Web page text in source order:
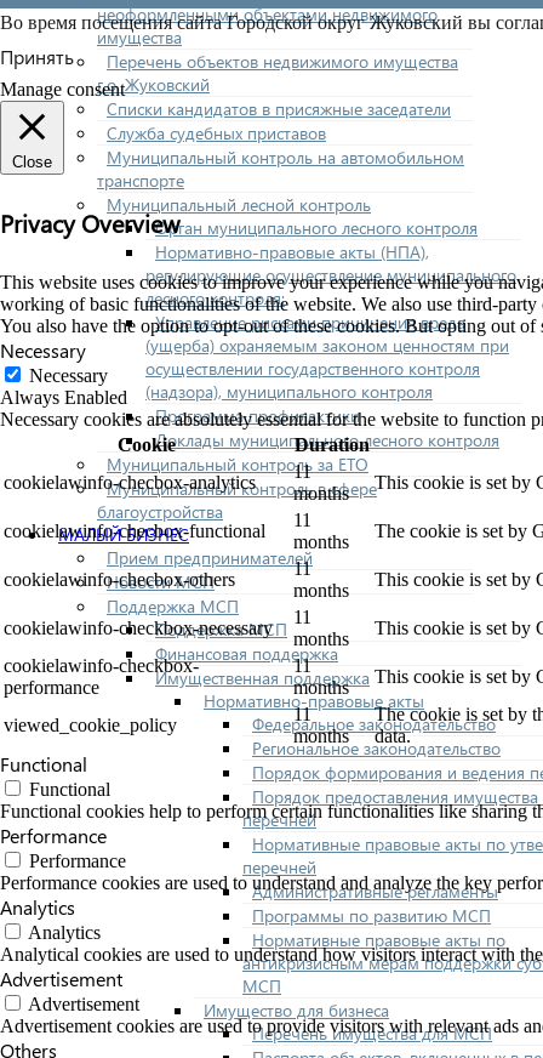
неоформленными объектами недвижимого
имущества
Перечень объектов недвижимого имущества
г.о. Жуковский
Списки кандидатов в присяжные заседатели
Служба судебных приставов
Муниципальный контроль на автомобильном
транспорте
Муниципальный лесной контроль
Орган муниципального лесного контроля
Нормативно-правовые акты (НПА),
регулирующие осуществление муниципального
лесного контроля:
Управление рисками причинения вреда
(ущерба) охраняемым законом ценностям при
осуществлении государственного контроля
(надзора), муниципального контроля
Программа профилактики
Доклады муниципального лесного контроля
Муниципальный контроль за ЕТО
Муниципальный контроль в сфере
благоустройства
МАЛЫЙ БИЗНЕС
Прием предпринимателей
Новости МСП
Поддержка МСП
Поддержка МСП
Финансовая поддержка
Имущественная поддержка
Нормативно-правовые акты
Федеральное законодательство
Региональное законодательство
Порядок формирования и ведения
Порядок предоставления имущества
перечней
Нормативные правовые акты по
перечней
Административные регламенты
Программы по развитию МСП
Нормативные правовые акты по
антикризисным мерам поддержки
МСП
Имущество для бизнеса
Перечень имущества для МСП
Во время посещения сайта Городской округ Жуковский вы
Принять
Manage consent
Close
Privacy Overview
This website uses cookies to improve your experience while you
working of basic functionalities of the website. We also use third-
You also have the option to opt-out of these cookies. But opting out
Necessary
Necessary
Always Enabled
Necessary cookies are absolutely essential for the website to function
Cookie
Duration
cookielawinfo-checbox-analytics
11
months
This cookie is set by
cookielawinfo-checbox-functional
11
months
The cookie is set by
cookielawinfo-checbox-others
11
months
This cookie is set by
cookielawinfo-checkbox-necessary
11
months
This cookie is set by
cookielawinfo-checkbox-
performance
11
months
This cookie is set by
viewed_cookie_policy
11
months
The cookie is set by
data.
Functional
Functional
Functional cookies help to perform certain functionalities like sharing
Performance
Performance
Performance cookies are used to understand and analyze the key
Analytics
Analytics
Analytical cookies are used to understand how visitors interact with
Advertisement
Advertisement
Advertisement cookies are used to provide visitors with relevant ads
Others